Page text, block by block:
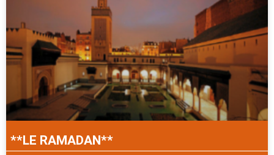
**LE RAMADAN**